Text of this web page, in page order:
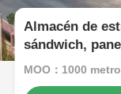
Almacén de
sándwich,
corrosión,